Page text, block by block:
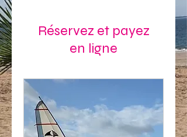
Réservez et payez
en ligne